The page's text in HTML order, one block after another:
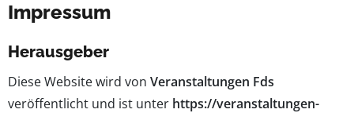
Impressum
Herausgeber
Diese Website wird von Veranstaltungen Fds
veröffentlicht und ist unter https://veranstaltungen-